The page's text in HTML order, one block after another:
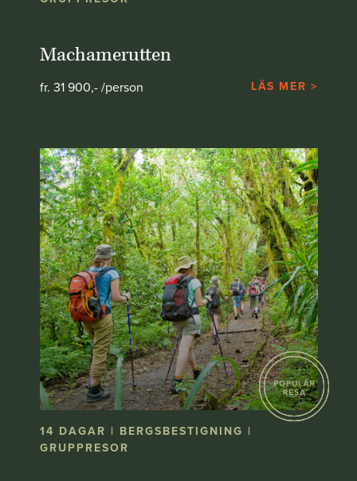
Machamerutten
fr. 31 900,- /person LÄS MER >
14 DAGAR | BERGSBESTIGNING |
GRUPPRESOR